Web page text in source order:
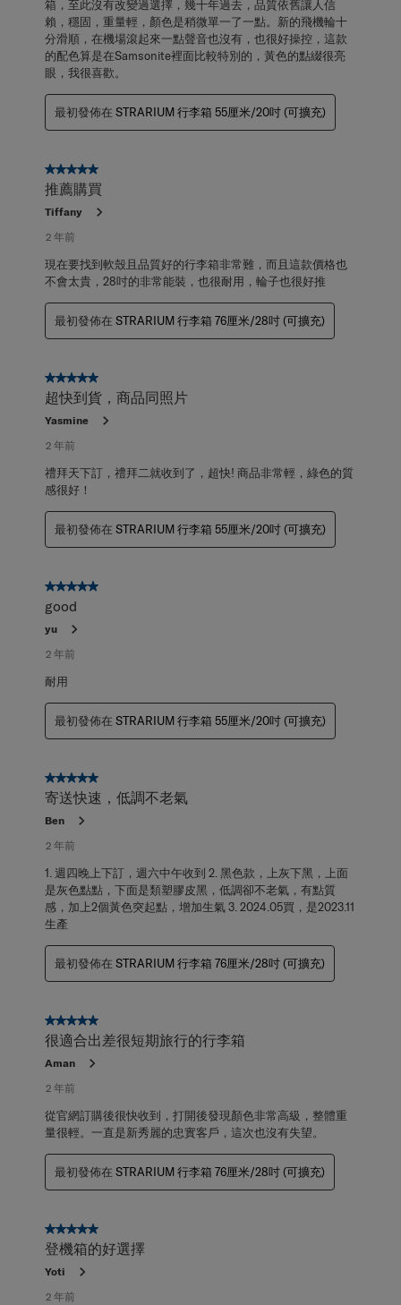
箱，至此沒有改變過選擇，幾十年過去，品質依舊讓人信
賴，穩固，重量輕，顏色是稍微單一了一點。新的飛機輪十
分滑順，在機場滾起來一點聲音也沒有，也很好操控，這款
的配色算是在Samsonite裡面比較特別的，黃色的點綴很亮
眼，我很喜歡。
最初發佈在 STRARIUM 行李箱 55厘米/20吋 (可擴充)
5星，共5星。
推薦購買
Tiffany
2 年前
現在要找到軟殼且品質好的行李箱非常難，而且這款價格也
不會太貴，28吋的非常能裝，也很耐用，輪子也很好推
最初發佈在 STRARIUM 行李箱 76厘米/28吋 (可擴充)
5星，共5星。
超快到貨，商品同照片
Yasmine
2 年前
禮拜天下訂，禮拜二就收到了，超快! 商品非常輕，綠色的質
感很好！
最初發佈在 STRARIUM 行李箱 55厘米/20吋 (可擴充)
5星，共5星。
good
yu
2 年前
耐用
最初發佈在 STRARIUM 行李箱 55厘米/20吋 (可擴充)
5星，共5星。
寄送快速，低調不老氣
Ben
2 年前
1. 週四晚上下訂，週六中午收到 2. 黑色款，上灰下黑，上面
是灰色點點，下面是類塑膠皮黑，低調卻不老氣，有點質
感，加上2個黃色突起點，增加生氣 3. 2024.05買，是2023.11
生產
最初發佈在 STRARIUM 行李箱 76厘米/28吋 (可擴充)
5星，共5星。
很適合出差很短期旅行的行李箱
Aman
2 年前
從官網訂購後很快收到，打開後發現顏色非常高級，整體重
量很輕。一直是新秀麗的忠實客戶，這次也沒有失望。
最初發佈在 STRARIUM 行李箱 76厘米/28吋 (可擴充)
5星，共5星。
登機箱的好選擇
Yoti
2 年前